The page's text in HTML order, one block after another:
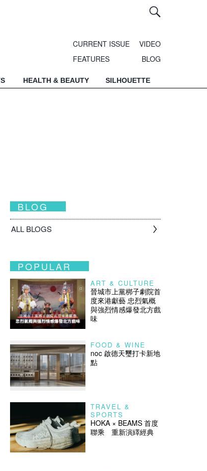
CURRENT ISSUE
VIDEO
FEATURES
BLOG
HEALTH & BEAUTY SILHOUETTE
BLOG
ALL BLOGS
POPULAR
ART & CULTURE
晉城市上黨梆子劇院首
度來港獻藝 忠烈氣概
與強烈情感爆發北方戲
味
FOOD & WINE
noc 啟德天璽打卡新地
點
TRAVEL &
SPORTS
HOKA × BEAMS 首度
聯乘 重新演繹經典